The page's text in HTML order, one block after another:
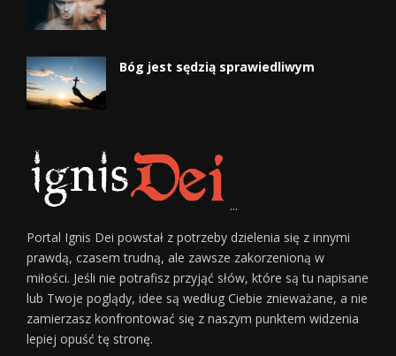
Bóg jest sędzią sprawiedliwym
...
Portal Ignis Dei powstał z potrzeby dzielenia się z innymi
prawdą, czasem trudną, ale zawsze zakorzenioną w
miłości. Jeśli nie potrafisz przyjąć słów, które są tu napisane
lub Twoje poglądy, idee są według Ciebie znieważane, a nie
zamierzasz konfrontować się z naszym punktem widzenia
lepiej opuść tę stronę.